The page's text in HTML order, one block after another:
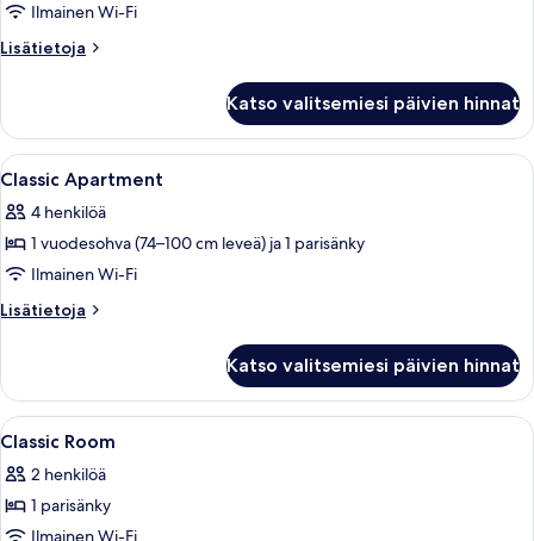
Ilmainen Wi-Fi
Lisätietoja
Lisätietoja
Katso valitsemiesi päivien hinnat
Avaa
kaikki
huonetyypin
Classic
Apartment
kuvat
Tallelokero huoneessa, työpöytä,
5
Classic Apartment
4 henkilöä
1 vuodesohva (74–100 cm leveä) ja 1 parisänky
Ilmainen Wi-Fi
Lisätietoja
Lisätietoja
Katso valitsemiesi päivien hinnat
Avaa
kaikki
huonetyypin
Classic
Tallelokero huoneessa, työpöytä,
10
Classic Room
2 henkilöä
1 parisänky
Ilmainen Wi-Fi